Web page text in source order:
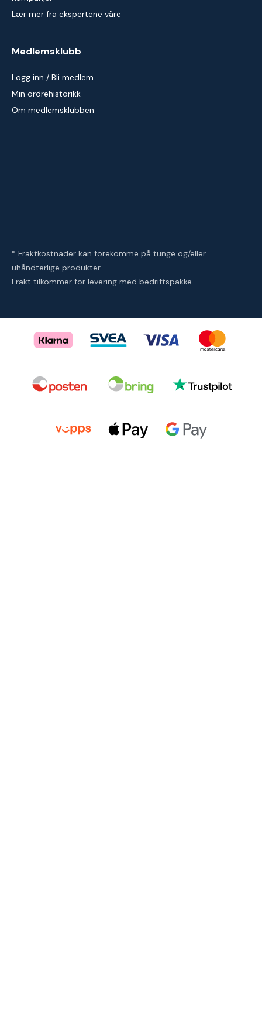
Lær mer fra ekspertene våre
Medlemsklubb
Logg inn / Bli medlem
Min ordrehistorikk
Om medlemsklubben
* Fraktkostnader kan forekomme på tunge og/eller
uhåndterlige produkter
Frakt tilkommer for levering med bedriftspakke.